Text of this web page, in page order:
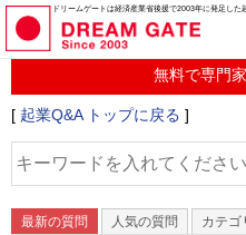
ドリームゲートは経済産業省後援で2003年に発足した
起業に関するみんなの質問投稿
起業Q&A
無料で専門
[ 起業Q&A トップに戻る ]
最新の質問 人気の質問 カテゴ